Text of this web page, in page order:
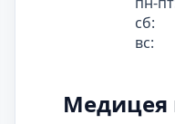
сб:
вс: